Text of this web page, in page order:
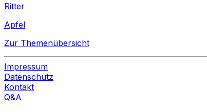
Ritter
Apfel
Zur Themenübersicht
Impressum
Datenschutz
Kontakt
Q&A